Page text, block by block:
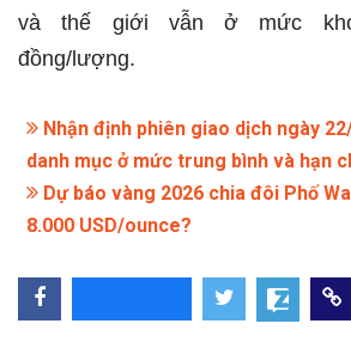
và thế giới vẫn ở mức
đồng/lượng.
Nhận định phiên giao dịch ngày
danh mục ở mức trung bình và hạn
Dự báo vàng 2026 chia đôi Phố
8.000 USD/ounce?